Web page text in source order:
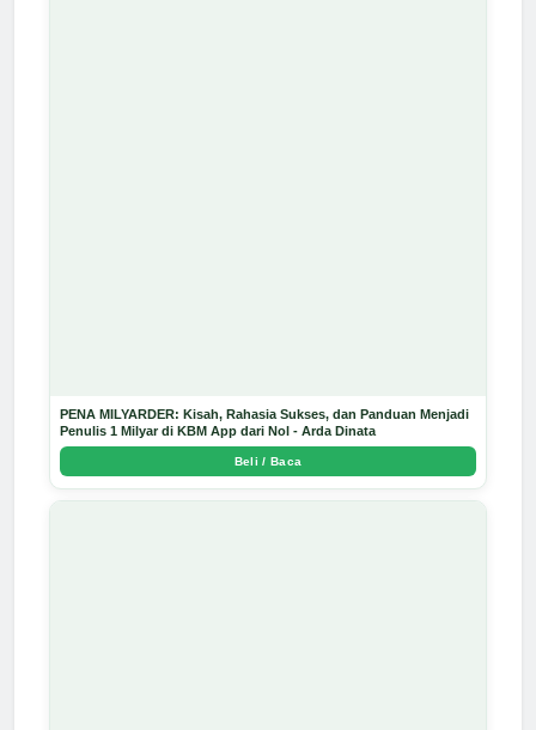
PENA MILYARDER: Kisah, Rahasia Sukses, dan Panduan Menjadi
Penulis 1 Milyar di KBM App dari Nol - Arda Dinata
Beli / Baca